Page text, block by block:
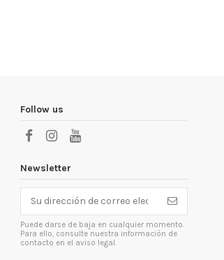
Follow us
Newsletter
Puede darse de baja en cualquier momento.
Para ello, consulte nuestra información de
contacto en el aviso legal.